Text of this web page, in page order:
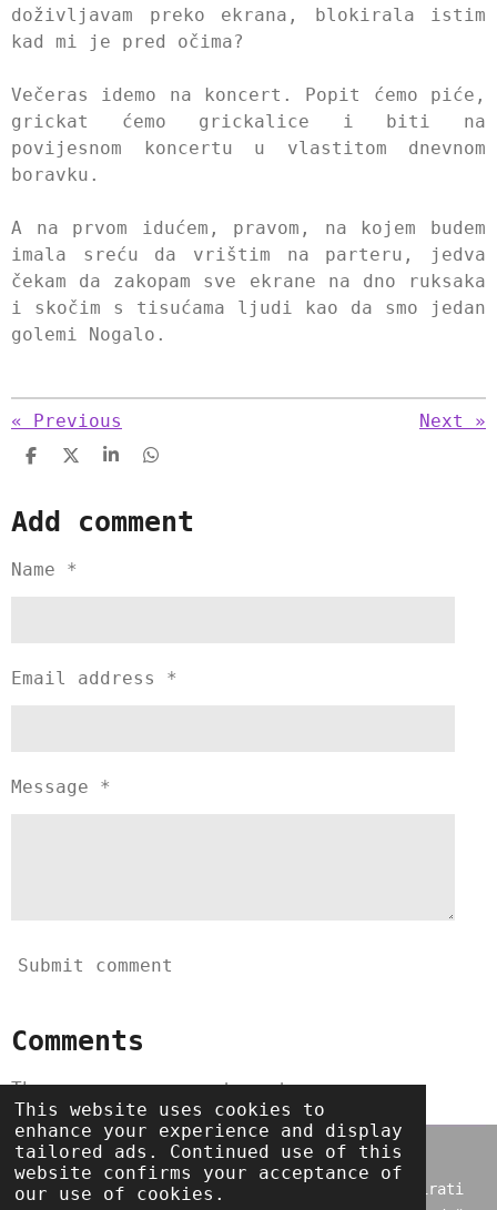
This website uses cookies to
enhance your experience and display
tailored ads. Continued use of this
website confirms your acceptance of
our use of cookies.
doživljavam preko ekrana, blokirala istim
kad mi je pred očima?
Večeras idemo na koncert. Popit ćemo piće,
grickat ćemo grickalice i biti na
povijesnom koncertu u vlastitom dnevnom
boravku.
A na prvom idućem, pravom, na kojem budem
imala sreću da vrištim na parteru, jedva
čekam da zakopam sve ekrane na dno ruksaka
i skočim s tisućama ljudi kao da smo jedan
golemi Nogalo.
« Previous Next »
S
r
e
S
S
r
e
S
r
e
Add comment
Name *
Email address *
Message *
Submit comment
Comments
There are no comments yet.
Svi tekstovi i sve pjesme na blogu autorsko su
vlašnistvo te ih je zabranjeno prenositi i kopirati